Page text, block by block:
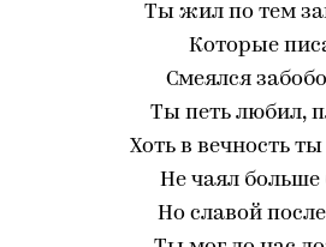
Ты жил по тем
Которые
Смеялся
Ты петь любил,
Хоть в вечность
Не чаял больше
Но славой